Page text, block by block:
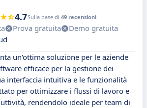
4.7Sulla base di 49 recensioni
Prova gratuita
Demo gratuita
un'ottima soluzione per le aziende
efficace per la gestione dei
interfaccia intuitiva e le funzionalità
per ottimizzare i flussi di lavoro e
rendendolo ideale per team di